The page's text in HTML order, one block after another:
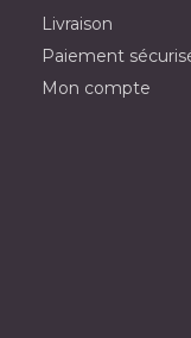
Livraison
Paiement
Mon compte